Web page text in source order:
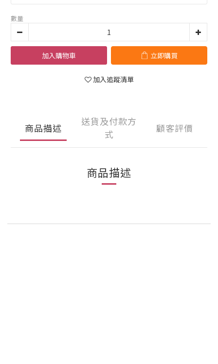
數量
加入購物車 立即購買
加入追蹤清單
商品描述
送貨及付款方
式
顧客評價
商品描述